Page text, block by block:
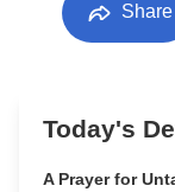
Share
Today's
A Prayer for